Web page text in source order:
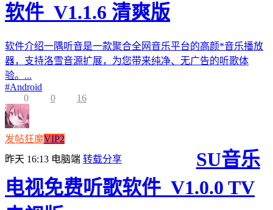
软件_V1.1.6 清爽版
软件介绍一隅听音是一款聚合全网音乐平台的高颜*音乐播放
器，支持洛雪音源扩展，为您带来纯净、无广告的听歌体
验。...
#Android
0
0 16
发帖狂魔VIP2
昨天 16:13 电脑端 转载分享
SU音乐
电视免费听歌软件_V1.0.0 TV